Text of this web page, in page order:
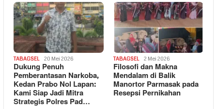
TABAGSEL 20 Mei 2026
Dukung Penuh
Pemberantasan Narkoba,
Kedan Prabo Nol Lapan:
Kami Siap Jadi Mitra
Strategis Polres Pad…
TABAGSEL 2 Mei 2026
Filosofi dan Makna
Mendalam di Balik
Manortor Parmasak pada
Resepsi Pernikahan